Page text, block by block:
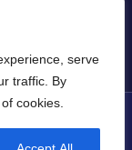
serve
traffic. By
cookies.